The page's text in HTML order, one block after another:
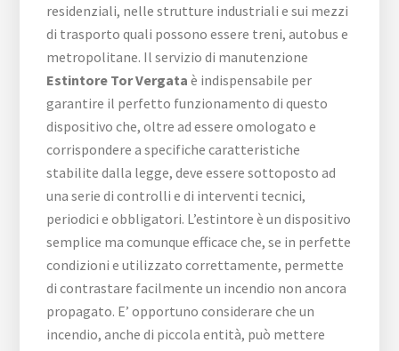
residenziali, nelle strutture industriali e sui mezzi
di trasporto quali possono essere treni, autobus e
metropolitane. Il servizio di manutenzione
Estintore Tor Vergata è indispensabile per
garantire il perfetto funzionamento di questo
dispositivo che, oltre ad essere omologato e
corrispondere a specifiche caratteristiche
stabilite dalla legge, deve essere sottoposto ad
una serie di controlli e di interventi tecnici,
periodici e obbligatori. L’estintore è un dispositivo
semplice ma comunque efficace che, se in perfette
condizioni e utilizzato correttamente, permette
di contrastare facilmente un incendio non ancora
propagato. E’ opportuno considerare che un
incendio, anche di piccola entità, può mettere